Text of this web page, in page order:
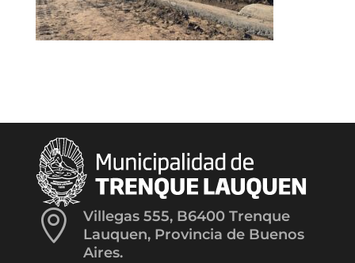

Villegas 555, B6400 Trenque
Lauquen, Provincia de Buenos
Aires.